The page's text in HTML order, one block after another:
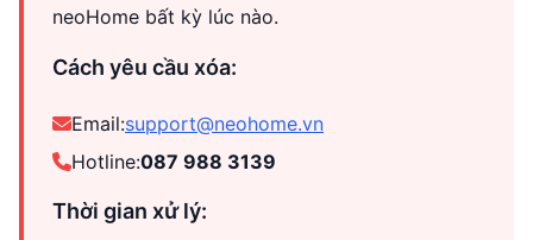
neoHome bất kỳ lúc nào.
Cách yêu cầu xóa:
Email:support@neohome.vn
Hotline:087 988 3139
Thời gian xử lý: